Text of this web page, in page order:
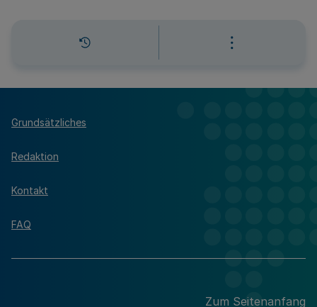
Grundsätzliches
Redaktion
Kontakt
FAQ
Zum Seitenanfang